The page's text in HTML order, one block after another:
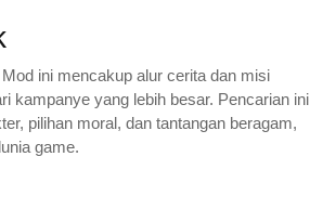
ini mencakup alur cerita dan misi
kampanye yang lebih besar. Pencarian ini
pilihan moral, dan tantangan beragam,
game.